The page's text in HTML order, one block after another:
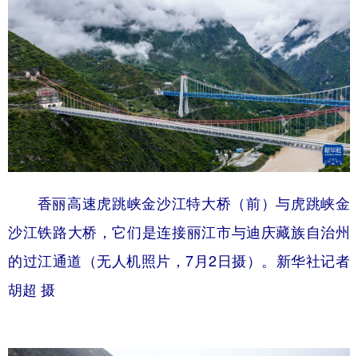
香丽高速虎跳峡金沙江特大桥（前）与虎跳峡金
沙江铁路大桥，它们是连接丽江市与迪庆藏族自治州
的过江通道（无人机照片，7月2日摄）。新华社记者
胡超 摄